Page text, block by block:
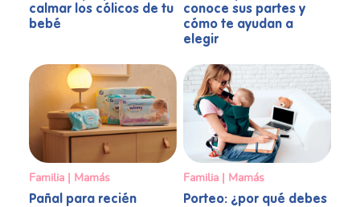
calmar los cólicos de tu
bebé
conoce sus partes y
cómo te ayudan a
elegir
Familia | Mamás
Pañal para recién
Familia | Mamás
Porteo: ¿por qué debes